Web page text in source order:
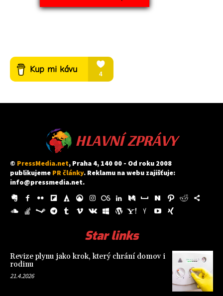
HLAVNÍ ZPRÁVY
© PressMedia.net, Praha 4, 140 00 - Od roku 2008
publikujeme PR články. Reklamu na webu zajišťuje:
info@pressmedia.net.
Star links
Revize plynu jako krok, který chrání domov i
rodinu
21.4.2026